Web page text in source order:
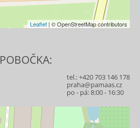
Leaflet | © OpenStreetMap contributors
POBOČKA:
tel.:+420 703 146 178
praha@pamaas.cz
po - pá: 8:00 - 16:30